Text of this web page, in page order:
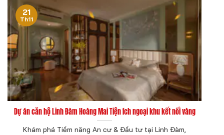
Dự án căn hộ Linh Đàm Hoàng Mai Tiện ích ngoại khu kết nối vàng
Khám phá Tiềm năng An cư & Đầu tư tại Linh Đàm,
21
Th11